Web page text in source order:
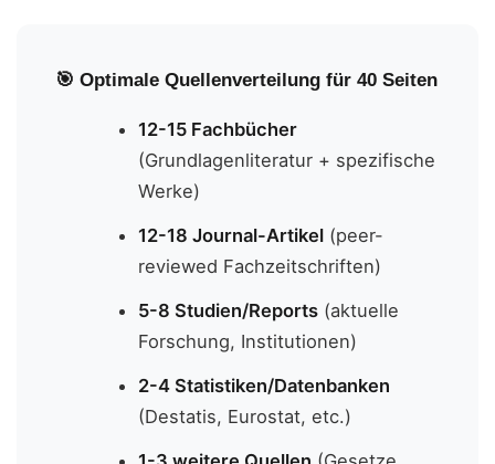
🎯 Optimale Quellenverteilung für 40 Seiten
12-15 Fachbücher
(Grundlagenliteratur + spezifische
Werke)
12-18 Journal-Artikel (peer-
reviewed Fachzeitschriften)
5-8 Studien/Reports (aktuelle
Forschung, Institutionen)
2-4 Statistiken/Datenbanken
(Destatis, Eurostat, etc.)